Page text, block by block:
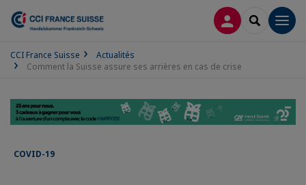
CONNEXION
CCI France Suisse
Actualités
Comment la Suisse assure ses arrières en cas de crise
COVID-19